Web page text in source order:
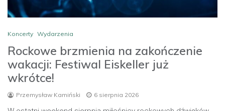
Koncerty Wydarzenia
Rockowe brzmienia na zakończenie
wakacji: Festiwal Eiskeller już
wkrótce!
Przemysław Kamiński 6 sierpnia 2026